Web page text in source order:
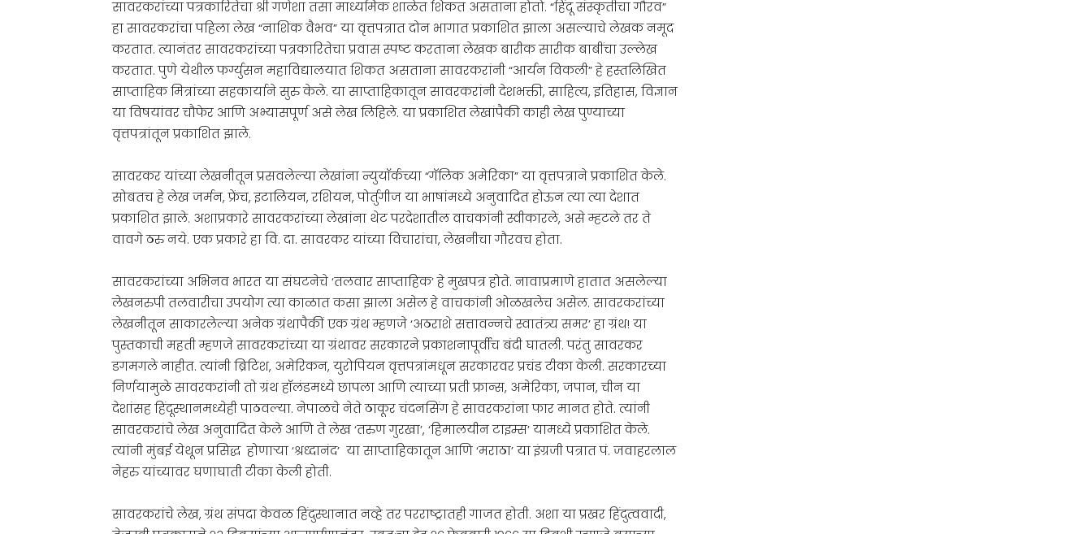
सावरकरांच्या पत्रकारितेचा श्री गणेशा तसा माध्यमिक शाळेत शिकत असताना होतो. “हिंदू संस्कृतीचा गौरव”
हा सावरकरांचा पहिला लेख “नाशिक वैभव” या वृत्तपत्रात दोन भागात प्रकाशित झाला असल्याचे लेखक नमूद
करतात. त्यानंतर सावरकरांच्या पत्रकारितेचा प्रवास स्पष्ट करताना लेखक बारीक सारीक बाबींचा उल्लेख
करतात. पुणे येथील फर्ग्युसन महाविद्यालयात शिकत असताना सावरकरांनी “आर्यन विकली” हे हस्तलिखित
साप्ताहिक मित्रांच्या सहकार्याने सुरु केले. या साप्ताहिकातून सावरकरांनी देशभक्ती, साहित्य, इतिहास, विज्ञान
या विषयांवर चौफेर आणि अभ्यासपूर्ण असे लेख लिहिले. या प्रकाशित लेखांपैकी काही लेख पुण्याच्या
वृत्तपत्रांतून प्रकाशित झाले.
सावरकर यांच्या लेखनीतून प्रसवलेल्या लेखांना न्युयॉर्कच्या “गॅलिक अमेरिका” या वृत्तपत्राने प्रकाशित केले.
सोबतच हे लेख जर्मन, फ्रेंच, इटालियन, रशियन, पोर्तुगीज या भाषांमध्ये अनुवादित होऊन त्या त्या देशात
प्रकाशित झाले. अशाप्रकारे सावरकरांच्या लेखांना थेट परदेशातील वाचकांनी स्वीकारले, असे म्हटले तर ते
वावगे ठरु नये. एक प्रकारे हा वि. दा. सावरकर यांच्या विचारांचा, लेखनीचा गौरवच होता.
सावरकरांच्या अभिनव भारत या संघटनेचे ‘तलवार साप्ताहिक’ हे मुखपत्र होते. नावाप्रमाणे हातात असलेल्या
लेखनरुपी तलवारीचा उपयोग त्या काळात कसा झाला असेल हे वाचकांनी ओळखलेच असेल. सावरकरांच्या
लेखनीतून साकारलेल्या अनेक ग्रंथापैकीं एक ग्रंथ म्हणजे ‘अठराशे सत्तावन्नचे स्वातंत्र्य समर’ हा ग्रंथ! या
पुस्तकाची महती म्हणजे सावरकरांच्या या ग्रंथावर सरकारने प्रकाशनापूर्वीच बंदी घातली. परंतु सावरकर
डगमगले नाहीत. त्यांनी ब्रिटिश, अमेरिकन, युरोपियन वृत्तपत्रांमधून सरकारवर प्रचंड टीका केली. सरकारच्या
निर्णयामुळे सावरकरांनी तो ग्रंथ हॉलंडमध्ये छापला आणि त्याच्या प्रती फ्रान्स, अमेरिका, जपान, चीन या
देशांसह हिंदूस्थानमध्येही पाठवल्या. नेपाळचे नेते ठाकूर चंदनसिंग हे सावरकरांना फार मानत होते. त्यांनी
सावरकरांचे लेख अनुवादित केले आणि ते लेख ‘तरुण गुरखा’, ‘हिमालयीन टाइम्स’ यामध्ये प्रकाशित केले.
त्यांनी मुंबई येथून प्रसिद्ध होणार्‍या ‘श्रध्दानंद’ या साप्ताहिकातून आणि ‘मराठा’ या इंग्रजी पत्रात पं. जवाहरलाल
नेहरु यांच्यावर घणाघाती टीका केली होती.
सावरकरांचे लेख, ग्रंथ संपदा केवळ हिंदुस्थानात नव्हे तर परराष्ट्रातही गाजत होती. अशा या प्रखर हिंदुत्ववादी,